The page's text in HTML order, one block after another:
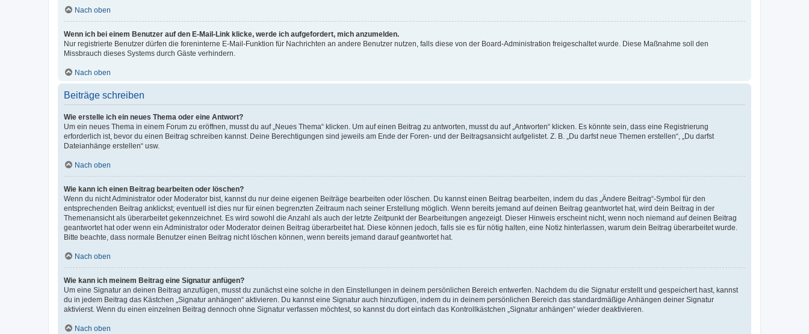
Nach oben
Wenn ich bei einem Benutzer auf den E-Mail-Link klicke, werde ich aufgefordert, mich anzumelden.
Nur registrierte Benutzer dürfen die foreninterne E-Mail-Funktion für Nachrichten an andere Benutzer nutzen, falls diese von der Board-Administration freigeschaltet wurde. Diese Maßnahme soll den
Missbrauch dieses Systems durch Gäste verhindern.
Nach oben
Beiträge schreiben
Wie erstelle ich ein neues Thema oder eine Antwort?
Um ein neues Thema in einem Forum zu eröffnen, musst du auf „Neues Thema“ klicken. Um auf einen Beitrag zu antworten, musst du auf „Antworten“ klicken. Es könnte sein, dass eine Registrierung
erforderlich ist, bevor du einen Beitrag schreiben kannst. Deine Berechtigungen sind jeweils am Ende der Foren- und der Beitragsansicht aufgelistet. Z. B. „Du darfst neue Themen erstellen“, „Du darfst
Dateianhänge erstellen“ usw.
Nach oben
Wie kann ich einen Beitrag bearbeiten oder löschen?
Wenn du nicht Administrator oder Moderator bist, kannst du nur deine eigenen Beiträge bearbeiten oder löschen. Du kannst einen Beitrag bearbeiten, indem du das „Ändere Beitrag“-Symbol für den
entsprechenden Beitrag anklickst; eventuell ist dies nur für einen begrenzten Zeitraum nach seiner Erstellung möglich. Wenn bereits jemand auf deinen Beitrag geantwortet hat, wird dein Beitrag in der
Themenansicht als überarbeitet gekennzeichnet. Es wird sowohl die Anzahl als auch der letzte Zeitpunkt der Bearbeitungen angezeigt. Dieser Hinweis erscheint nicht, wenn noch niemand auf deinen Beitrag
geantwortet hat oder wenn ein Administrator oder Moderator deinen Beitrag überarbeitet hat. Diese können jedoch, falls sie es für nötig halten, eine Notiz hinterlassen, warum dein Beitrag überarbeitet wurde.
Bitte beachte, dass normale Benutzer einen Beitrag nicht löschen können, wenn bereits jemand darauf geantwortet hat.
Nach oben
Wie kann ich meinem Beitrag eine Signatur anfügen?
Um eine Signatur an deinen Beitrag anzufügen, musst du zunächst eine solche in den Einstellungen in deinem persönlichen Bereich entwerfen. Nachdem du die Signatur erstellt und gespeichert hast, kannst
du in jedem Beitrag das Kästchen „Signatur anhängen“ aktivieren. Du kannst eine Signatur auch hinzufügen, indem du in deinem persönlichen Bereich das standardmäßige Anhängen deiner Signatur
aktivierst. Wenn du einen einzelnen Beitrag dennoch ohne Signatur verfassen möchtest, so kannst du dort einfach das Kontrollkästchen „Signatur anhängen“ wieder deaktivieren.
Nach oben